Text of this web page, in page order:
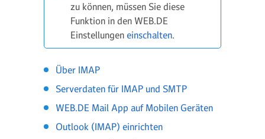
zu können, müssen Sie diese
Funktion in den WEB.DE
Einstellungen einschalten.
Über IMAP
Serverdaten für IMAP und SMTP
WEB.DE Mail App auf Mobilen Geräten
Outlook (IMAP) einrichten